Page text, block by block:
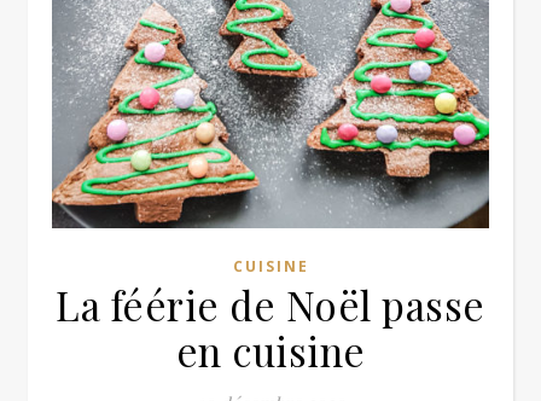
CUISINE
La féérie de Noël passe
en cuisine